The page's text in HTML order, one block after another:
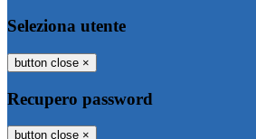
Seleziona utente
button close ×
Recupero password
button close ×